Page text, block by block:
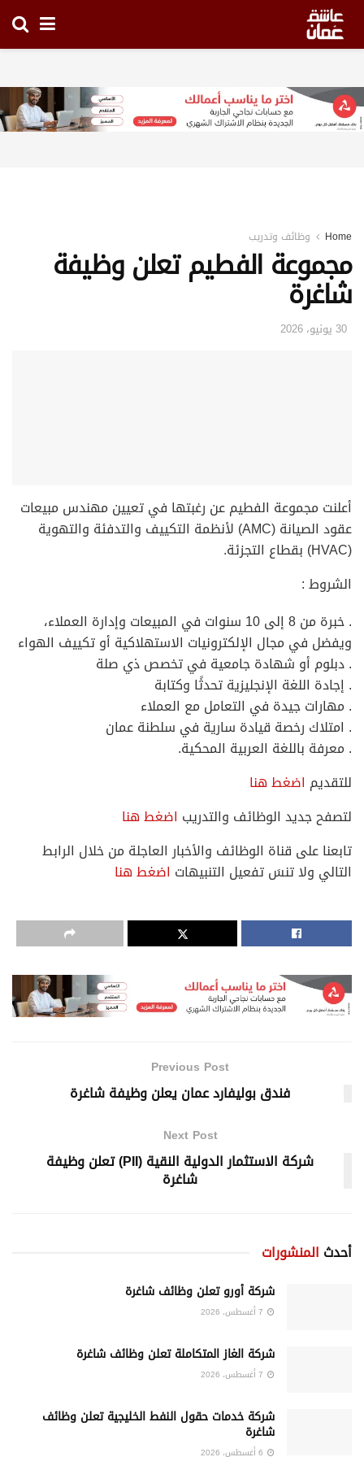
Home وظائف وتدريب
مجموعة الفطيم تعلن وظيفة
شاغرة
30 يونيو، 2026
أعلنت مجموعة الفطيم عن رغبتها في تعيين مهندس مبيعات
عقود الصيانة (AMC) لأنظمة التكييف والتدفئة والتهوية
(HVAC) بقطاع التجزئة.
الشروط :
. خبرة من 8 إلى 10 سنوات في المبيعات وإدارة العملاء،
ويفضل في مجال الإلكترونيات الاستهلاكية أو تكييف الهواء
. دبلوم أو شهادة جامعية في تخصص ذي صلة
. إجادة اللغة الإنجليزية تحدثًا وكتابة
. مهارات جيدة في التعامل مع العملاء
. امتلاك رخصة قيادة سارية في سلطنة عمان
. معرفة باللغة العربية المحكية.
للتقديم اضغط هنا
لتصفح جديد الوظائف والتدريب اضغط هنا
تابعنا على قناة الوظائف والأخبار العاجلة من خلال الرابط
التالي ولا تنسَ تفعيل التنبيهات اضغط هنا
Previous Post
فندق بوليفارد عمان يعلن وظيفة شاغرة
Next Post
شركة الاستثمار الدولية النقية (PII) تعلن وظيفة
شاغرة
أحدث المنشورات
شركة أورو تعلن وظائف شاغرة
شركة الغاز المتكاملة تعلن وظائف شاغرة
شركة خدمات حقول النفط الخليجية تعلن وظائف
شاغرة